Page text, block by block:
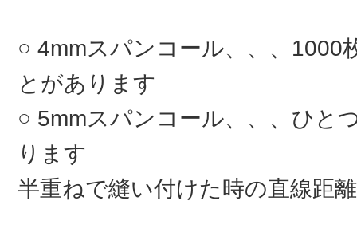
4mmスパンコール、、、1000
とがあります
5mmスパンコール、、、ひと
ります
半重ねで縫い付けた時の直線距離